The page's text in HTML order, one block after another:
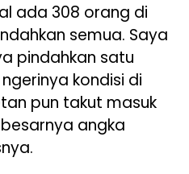
ada 308 orang di
semua. Saya
pindahkan satu
kondisi di
pun takut masuk
angka